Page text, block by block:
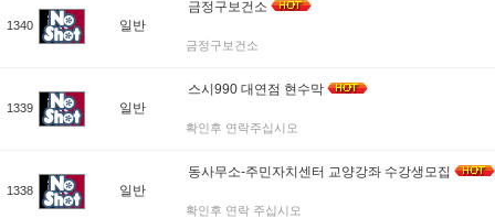
1340 일반
금정구보건소
금정구보건소
1339 일반
스시990 대연점 현수막
확인후 연락주십시오
1338 일반
동사무소-주민자치센터 교양강좌 수강생모집
확인후 연락 주십시오